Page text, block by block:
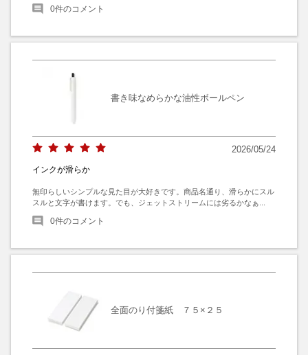
0件のコメント
書き味なめらかな油性ボールペン
2026/05/24
インクが滑らか
無印らしいシンプルな見た目が大好きです。商品名通り、滑らかにスル
スルと文字が書けます。でも、ジェットストリームには劣るかなぁ...
0件のコメント
全面のり付箋紙 ７５×２５